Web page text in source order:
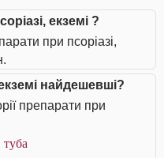
екземі ?
при псоріазі,
найдешевші?
препарати при